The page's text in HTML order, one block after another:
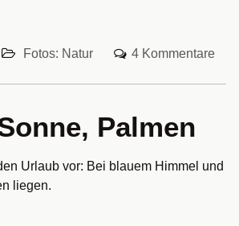
Fotos: Natur 4 Kommentare
Palmen
Urlaub vor: Bei blauem Himmel und
liegen.